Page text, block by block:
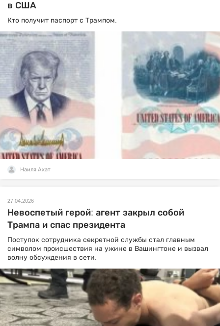
в США
Кто получит паспорт с Трампом.
Наиля Ахат
27.04.2026
Невоспетый герой: агент закрыл собой
Трампа и спас президента
Поступок сотрудника секретной службы стал главным
символом происшествия на ужине в Вашингтоне и вызвал
волну обсуждения в сети.